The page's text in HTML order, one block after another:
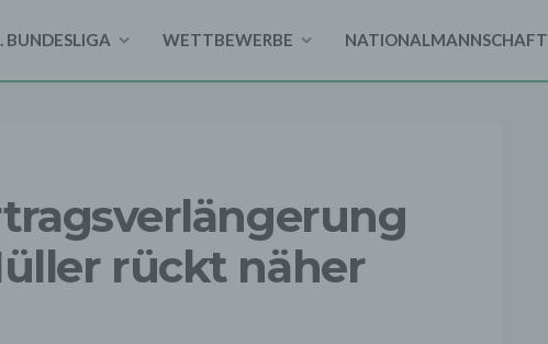
BUNDESLIGA WETTBEWERBE NATIONALMANNSCHAFT
rückt näher